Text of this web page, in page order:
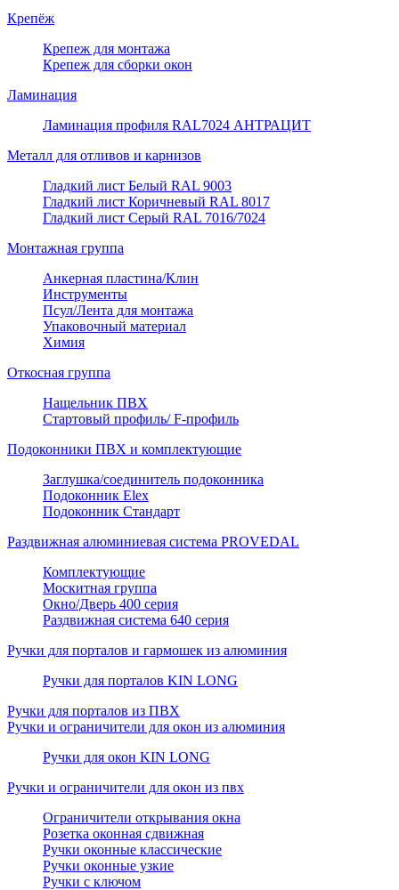
Крепёж
Крепеж для монтажа
Крепеж для сборки окон
Ламинация
Ламинация профиля RAL7024 АНТРАЦИТ
Металл для отливов и карнизов
Гладкий лист Белый RAL 9003
Гладкий лист Коричневый RAL 8017
Гладкий лист Серый RAL 7016/7024
Монтажная группа
Анкерная пластина/Клин
Инструменты
Псул/Лента для монтажа
Упаковочный материал
Химия
Откосная группа
Нащельник ПВХ
Стартовый профиль/ F-профиль
Подоконники ПВХ и комплектующие
Заглушка/соединитель подоконника
Подоконник Elex
Подоконник Стандарт
Раздвижная алюминиевая система PROVEDAL
Комплектующие
Москитная группа
Окно/Дверь 400 серия
Раздвижная система 640 серия
Ручки для порталов и гармошек из алюминия
Ручки для порталов KIN LONG
Ручки для порталов из ПВХ
Ручки и ограничители для окон из алюминия
Ручки для окон KIN LONG
Ручки и ограничители для окон из пвх
Ограничители открывания окна
Розетка оконная сдвижная
Ручки оконные классические
Ручки оконные узкие
Ручки с ключом